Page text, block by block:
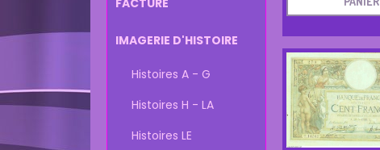
FACTURE
IMAGERIE D'HISTOIRE
Histoires A - G
Histoires H - LA
Histoires LE